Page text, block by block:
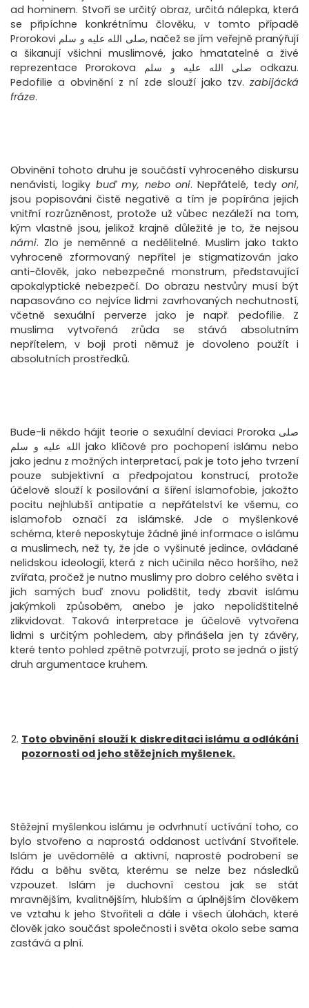
ad hominem. Stvoří se určitý obraz, určitá nálepka, která
se připíchne konkrétnímu člověku, v tomto případě
Prorokovi صلى الله عليه و سلم, načež se jím veřejně pranýřují
a šikanují všichni muslimové, jako hmatatelné a živé
reprezentace Prorokova صلى الله عليه و سلم odkazu.
Pedofilie a obvinění z ní zde slouží jako tzv. zabijácká
fráze.
Obvinění tohoto druhu je součástí vyhroceného diskursu
nenávisti, logiky buď my, nebo oni. Nepřátelé, tedy oni,
jsou popisováni čistě negativě a tím je popírána jejich
vnitřní rozrůzněnost, protože už vůbec nezáleží na tom,
kým vlastně jsou, jelikož krajně důležité je to, že nejsou
námi. Zlo je neměnné a nedělitelné. Muslim jako takto
vyhroceně zformovaný nepřítel je stigmatizován jako
anti-člověk, jako nebezpečné monstrum, představující
apokalyptické nebezpečí. Do obrazu nestvůry musí být
napasováno co nejvíce lidmi zavrhovaných nechutností,
včetně sexuální perverze jako je např. pedofilie. Z
muslima vytvořená zrůda se stává absolutním
nepřítelem, v boji proti němuž je dovoleno použít i
absolutních prostředků.
Bude-li někdo hájit teorie o sexuální deviaci Proroka صلى
الله عليه و سلم jako klíčové pro pochopení islámu nebo
jako jednu z možných interpretací, pak je toto jeho tvrzení
pouze subjektivní a předpojatou konstrucí, protože
účelově slouží k posilování a šíření islamofobie, jakožto
pocitu nejhlubší antipatie a nepřátelství ke všemu, co
islamofob označí za islámské. Jde o myšlenkové
schéma, které neposkytuje žádné jiné informace o islámu
a muslimech, než ty, že jde o vyšinuté jedince, ovládané
nelidskou ideologií, která z nich učinila něco horšího, než
zvířata, pročež je nutno muslimy pro dobro celého světa i
jich samých buď znovu polidštit, tedy zbavit islámu
jakýmkoli způsoběm, anebo je jako nepolidštitelné
zlikvidovat. Taková interpretace je účelově vytvořena
lidmi s určitým pohledem, aby přinášela jen ty závěry,
které tento pohled zpětně potvrzují, proto se jedná o jistý
druh argumentace kruhem.
Toto obvinění slouží k diskreditaci islámu a odlákání
pozornosti od jeho stěžejních myšlenek.
Stěžejní myšlenkou islámu je odvrhnutí uctívání toho, co
bylo stvořeno a naprostá oddanost uctívání Stvořitele.
Islám je uvědomělé a aktivní, naprosté podrobení se
řádu a běhu světa, kterému se nelze bez následků
vzpouzet. Islám je duchovní cestou jak se stát
mravnějším, kvalitnějším, hlubším a úplnějším člověkem
ve vztahu k jeho Stvořiteli a dále i všech úlohách, které
člověk jako součást společnosti i světa okolo sebe sama
zastává a plní.